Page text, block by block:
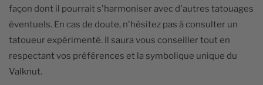
façon dont il pourrait s'harmoniser avec d'autres tatouages
éventuels. En cas de doute, n'hésitez pas à consulter un
tatoueur expérimenté. Il saura vous conseiller tout en
respectant vos préférences et la symbolique unique du
Valknut.